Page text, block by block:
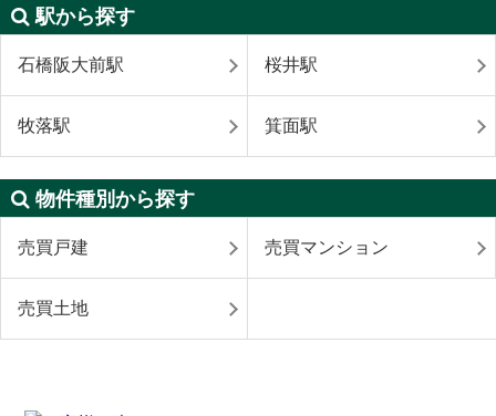
駅から探す
石橋阪大前駅 桜井駅
牧落駅 箕面駅
物件種別から探す
売買戸建 売買マンション
売買土地